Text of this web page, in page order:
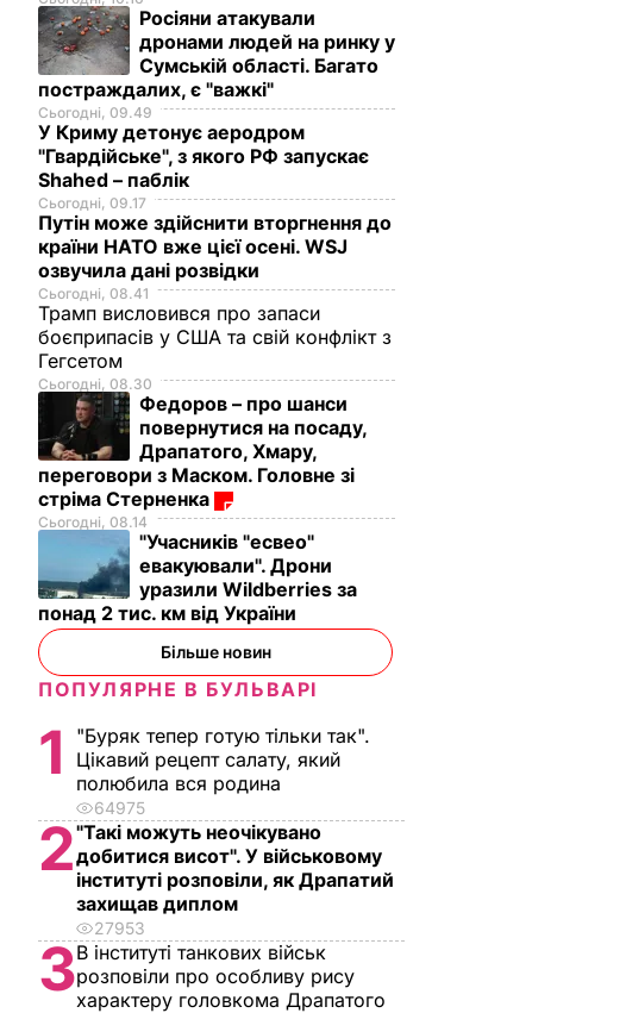
Росіяни атакували
дронами людей на ринку у
Сумській області. Багато
постраждалих, є "важкі"
Сьогодні, 09.49
У Криму детонує аеродром
"Гвардійське", з якого РФ запускає
Shahed – паблік
Сьогодні, 09.17
Путін може здійснити вторгнення до
країни НАТО вже цієї осені. WSJ
озвучила дані розвідки
Сьогодні, 08.41
Трамп висловився про запаси
боєприпасів у США та свій конфлікт з
Гегсетом
Сьогодні, 08.30
Федоров – про шанси
повернутися на посаду,
Драпатого, Хмару,
переговори з Маском. Головне зі
стріма Стерненка
Сьогодні, 08.14
"Учасників "есвео"
евакуювали". Дрони
уразили Wildberries за
понад 2 тис. км від України
Більше новин
ПОПУЛЯРНЕ В БУЛЬВАРІ
1
"Буряк тепер готую тільки так".
Цікавий рецепт салату, який
полюбила вся родина
64975
2"Такі можуть неочікувано
добитися висот". У військовому
інституті розповіли, як Драпатий
захищав диплом
27953
3В інституті танкових військ
розповіли про особливу рису
характеру головкома Драпатого